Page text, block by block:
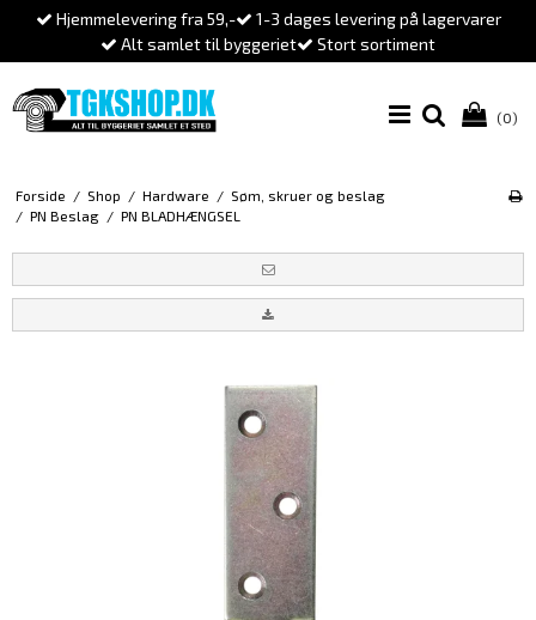
Hjemmelevering fra 59,-
1-3 dages levering på lagervarer
Alt samlet til byggeriet
Stort sortiment
(0)
Forside / Shop / Hardware / Søm, skruer og beslag
/ PN Beslag / PN BLADHÆNGSEL